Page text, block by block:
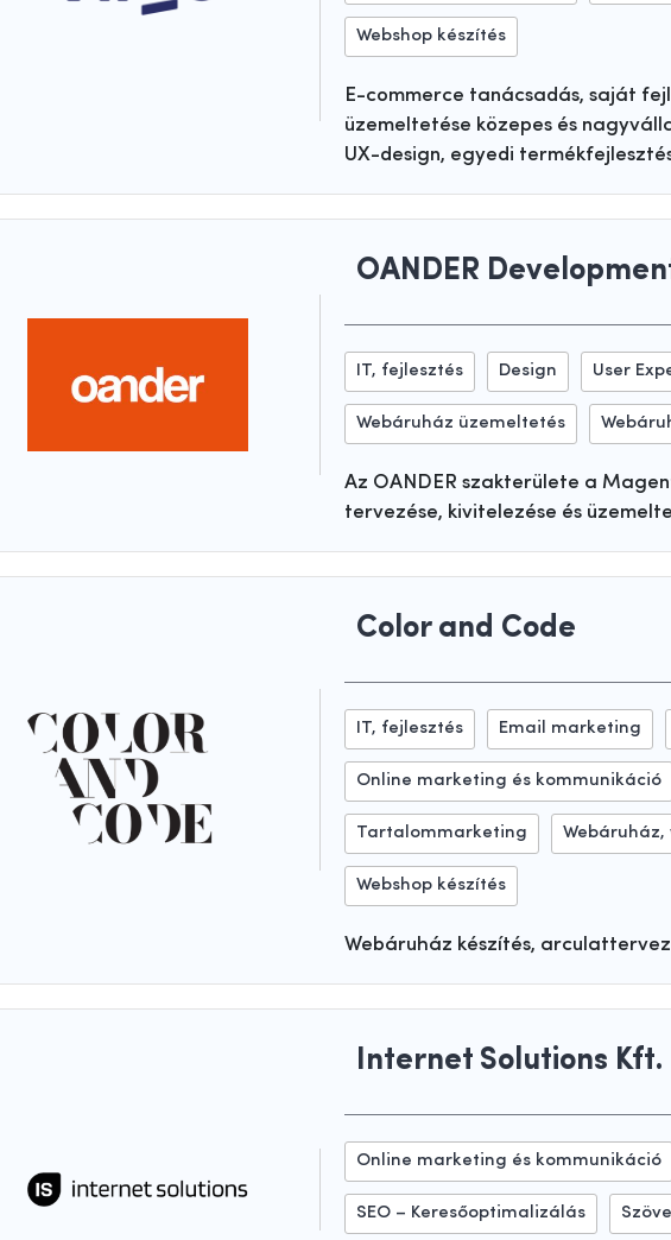
Webshop készítés
E-commerce tanácsadás, saját
üzemeltetése közepes és
UX-design, egyedi
OANDER
IT, fejlesztés Design User
Webáruház üzemeltetés
Az OANDER szakterülete a
tervezése, kivitelezése és
Color and Code
IT, fejlesztés Email marketing
Online marketing és kommunikáció
Tartalommarketing Webáruház,
Webshop készítés
Webáruház készítés,
Internet Solutions Kft.
Online marketing és kommunikáció
SEO – Keresőoptimalizálás